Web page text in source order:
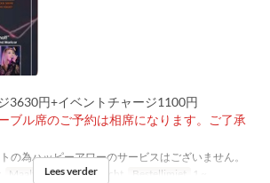
3630円+イベントチャージ1100円
ブル席のご予約は相席になります。ご了承
の為ハッピーアワーのサービスはございません。
Maaltijden Diner, Nacht Bestellimiet 1 ~
Lees verder